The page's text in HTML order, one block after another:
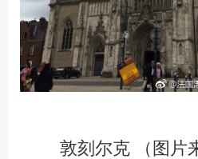
敦刻尔克 （图片